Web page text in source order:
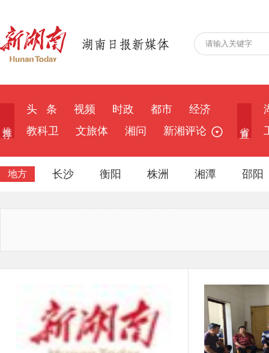
头 条 视频 时政 都市
经济
教科卫
文旅体 湘问 新湘评论
地方 长沙 衡阳 株洲 湘潭 邵阳